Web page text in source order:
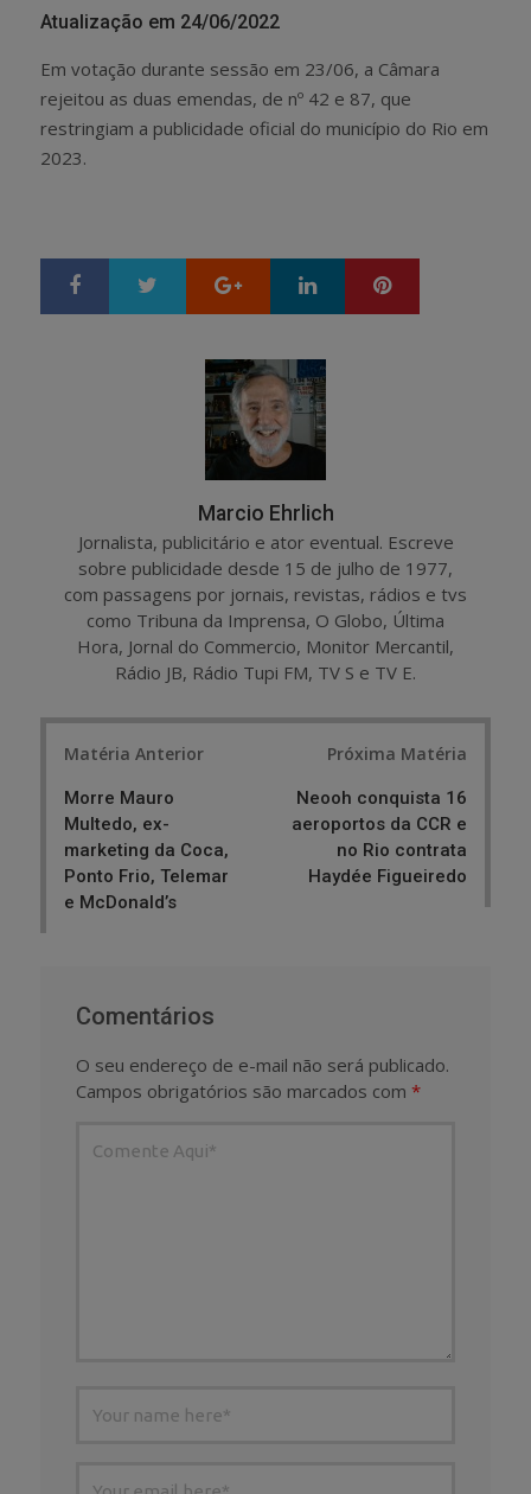
Atualização em 24/06/2022
Em votação durante sessão em 23/06, a Câmara
rejeitou as duas emendas, de nº 42 e 87, que
restringiam a publicidade oficial do município do Rio em
2023.
Google+ LinkedIn
Marcio Ehrlich
Jornalista, publicitário e ator eventual. Escreve
sobre publicidade desde 15 de julho de 1977,
com passagens por jornais, revistas, rádios e tvs
como Tribuna da Imprensa, O Globo, Última
Hora, Jornal do Commercio, Monitor Mercantil,
Rádio JB, Rádio Tupi FM, TV S e TV E.
Matéria Anterior
Morre Mauro
Multedo, ex-
marketing da Coca,
Ponto Frio, Telemar
e McDonald’s
Próxima Matéria
Neooh conquista 16
aeroportos da CCR e
no Rio contrata
Haydée Figueiredo
Comentários
O seu endereço de e-mail não será publicado.
Campos obrigatórios são marcados com *